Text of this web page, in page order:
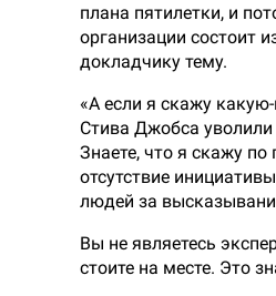
плана пятилетки, и
организации состоит
докладчику тему.
«А если я скажу
Стива Джобса уволили
Знаете, что я скажу
отсутствие
людей за
Вы не являетесь
стоите на месте. Это